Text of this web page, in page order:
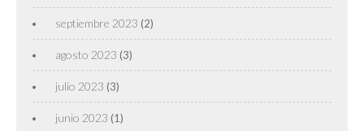
septiembre 2023 (2)
agosto 2023 (3)
julio 2023 (3)
junio 2023 (1)